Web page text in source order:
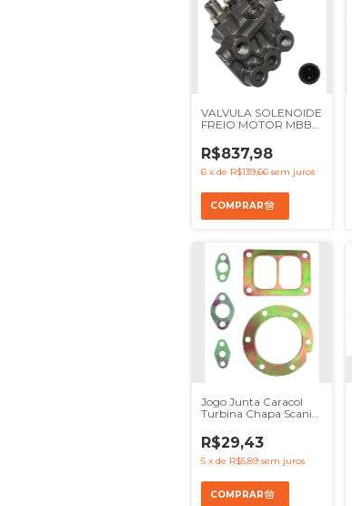
VALVULA SOLENOIDE
FREIO MOTOR MBB
5410560304
R$837,98
6 x de R$139,66 sem juros
Jogo Junta Caracol
Turbina Chapa Scania
Onibus BR116 BR112 -
Ref 149069X
R$29,43
5 x de R$5,89 sem juros